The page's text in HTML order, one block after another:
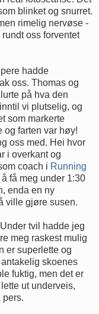
blinket og snurret.
rimelig nervøse -
oss forventet
hadde
oss. Thomas og
på hva den
vi plutselig, og
som markerte
og farten var høy!
oss med. Hei hvor
i overkant og
coach i Running
få meg under 1:30
enda en ny
ville gjøre susen.
tvil hadde jeg
meg raskest mulig
er superlette og
skoenes
fuktig, men det er
ut underveis,
pers.